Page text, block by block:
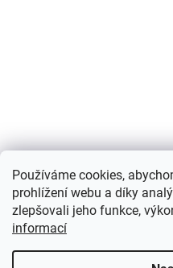
Používáme cookies,
prohlížení webu a díky
zlepšovali jeho funkce,
informací